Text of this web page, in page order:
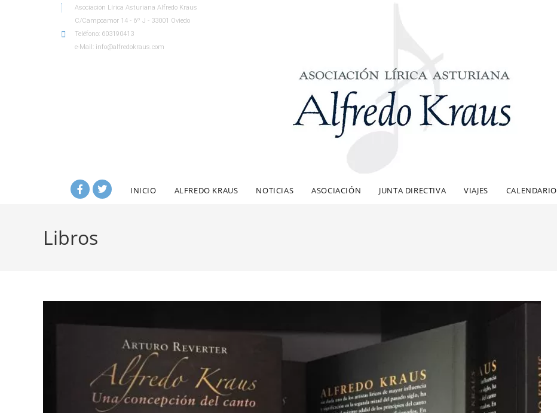
Asociación Lírica Asturiana Alfredo Kraus
C/Campoamor 14 - 6º J - 33001 Oviedo
Teléfono: 603190413
e-Mail: info@alfredokraus.com
INICIO ALFREDO KRAUS NOTICIAS ASOCIACIÓN JUNTA DIRECTIVA VIAJES CALENDARIO
Libros